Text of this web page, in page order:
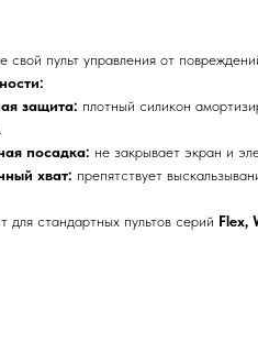
свой пульт управления от
защита: плотный силикон
посадка: не закрывает экран и
хват: препятствует
для стандартных пультов серий Flex,